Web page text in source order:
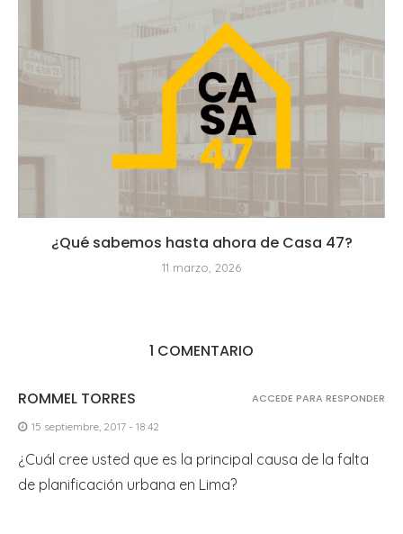
¿Qué sabemos hasta ahora de Casa 47?
11 marzo, 2026
1 COMENTARIO
ROMMEL TORRES
15 septiembre, 2017 - 18:42
¿Cuál cree usted que es la principal causa de la falta
de planificación urbana en Lima?
ACCEDE PARA RESPONDER